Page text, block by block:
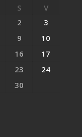
S
V
2
3
9
10
16
17
23
24
30